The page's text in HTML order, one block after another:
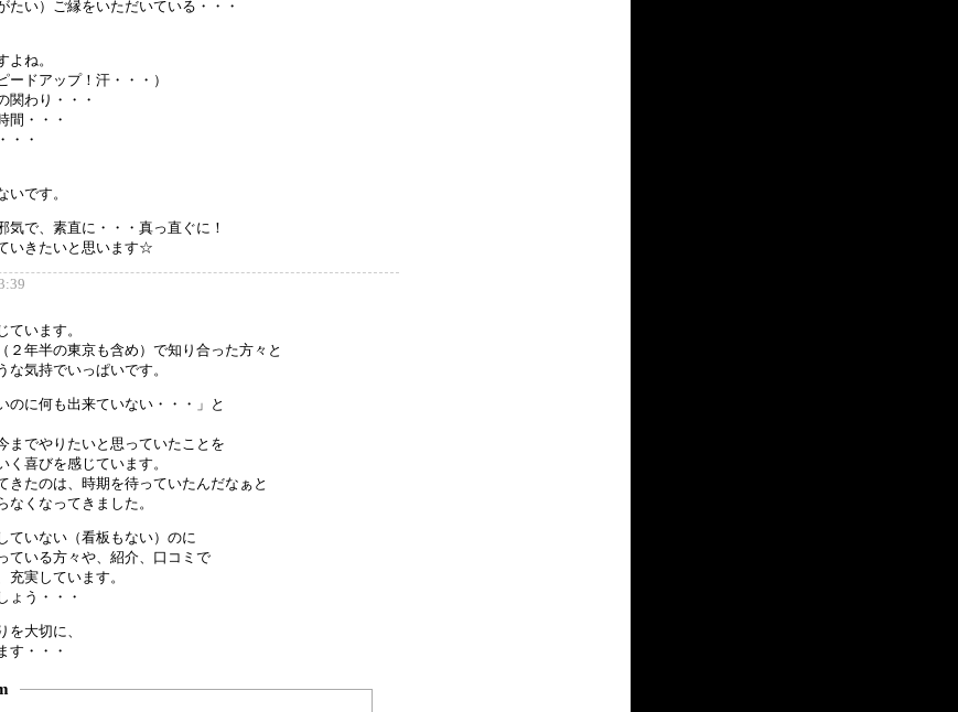
たい）ご縁をいただいている・・・
よね。
ードアップ！汗・・・）
関わり・・・
間・・・
・・
です。
気で、素直に・・・真っ直ぐに！
いきたいと思います☆
います。
２年半の東京も含め）で知り合った方々と
気持でいっぱいです。
のに何も出来ていない・・・」と
までやりたいと思っていたことを
喜びを感じています。
きたのは、時期を待っていたんだなぁと
くなってきました。
ていない（看板もない）のに
ている方々や、紹介、口コミで
実しています。
ょう・・・
を大切に、
す・・・